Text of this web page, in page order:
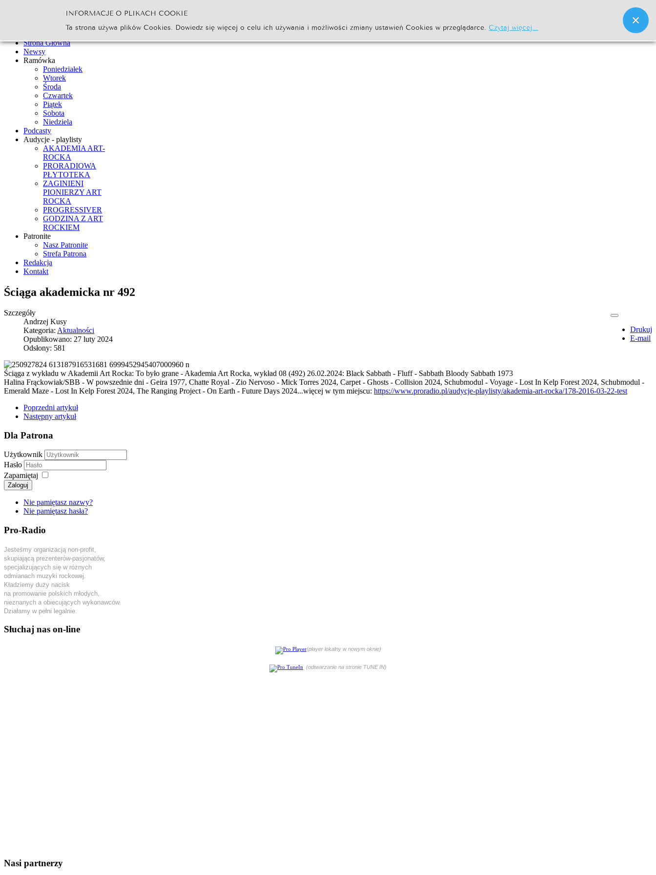
Go
Strona Główna
Newsy
Ramówka
Poniedziałek
Wtorek
Środa
Czwartek
Piątek
Sobota
Niedziela
Podcasty
Audycje - playlisty
AKADEMIA ART-
ROCKA
PRORADIOWA
PŁYTOTEKA
ZAGINIENI
PIONIERZY ART
ROCKA
PROGRESSIVER
GODZINA Z ART
ROCKIEM
Patronite
Nasz Patronite
Strefa Patrona
Redakcja
Kontakt
Ściąga akademicka nr 492
Drukuj
E-mail
Szczegóły
Andrzej Kusy
Kategoria: Aktualności
Opublikowano: 27 luty 2024
Odsłony: 581
Ściąga z wykładu w Akademii Art Rocka: To było grane - Akademia Art Rocka, wykład 08 (492) 26.02.2024: Black Sabbath - Fluff - Sabbath Bloody Sabbath 1973
Halina Frąckowiak/SBB - W powszednie dni - Geira 1977, Chatte Royal - Zio Nervoso - Mick Torres 2024, Carpet - Ghosts - Collision 2024, Schubmodul - Voyage - Lost In Kelp Forest 2024, Schubmodul -
Emerald Maze - Lost In Kelp Forest 2024, The Ranging Project - On Earth - Future Days 2024...więcej w tym miejscu: https://www.proradio.pl/audycje-playlisty/akademia-art-rocka/178-2016-03-22-test
Poprzedni artykuł
Następny artykuł
Dla Patrona
Użytkownik
Hasło
Zapamiętaj
Zaloguj
Nie pamiętasz nazwy?
Nie pamiętasz hasła?
Pro-Radio
Jesteśmy organizacją non-profit,
skupiającą prezenterów-pasjonatów,
specjalizujących się w różnych
odmianach muzyki rockowej.
Kładziemy duży nacisk
na promowanie polskich młodych,
nieznanych a obiecujących wykonawców.
Działamy w pełni legalnie.
Słuchaj nas on-line
(player lokalny w nowym oknie)
(odtwarzanie na stronie TUNE IN)
Nasi partnerzy
INFORMACJE O PLIKACH COOKIE
Ta strona używa plików Cookies. Dowiedz się więcej o celu ich używania i możliwości zmiany ustawień Cookies w przeglądarce.Czytaj więcej...